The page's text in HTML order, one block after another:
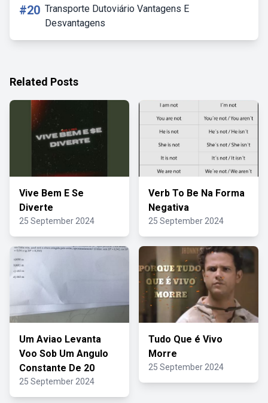
#20 Transporte Dutoviário Vantagens E
Desvantagens
Related Posts
Vive Bem E Se
Diverte
25 September 2024
Verb To Be Na Forma
Negativa
25 September 2024
Um Aviao Levanta
Voo Sob Um Angulo
Constante De 20
25 September 2024
Tudo Que é Vivo
Morre
25 September 2024